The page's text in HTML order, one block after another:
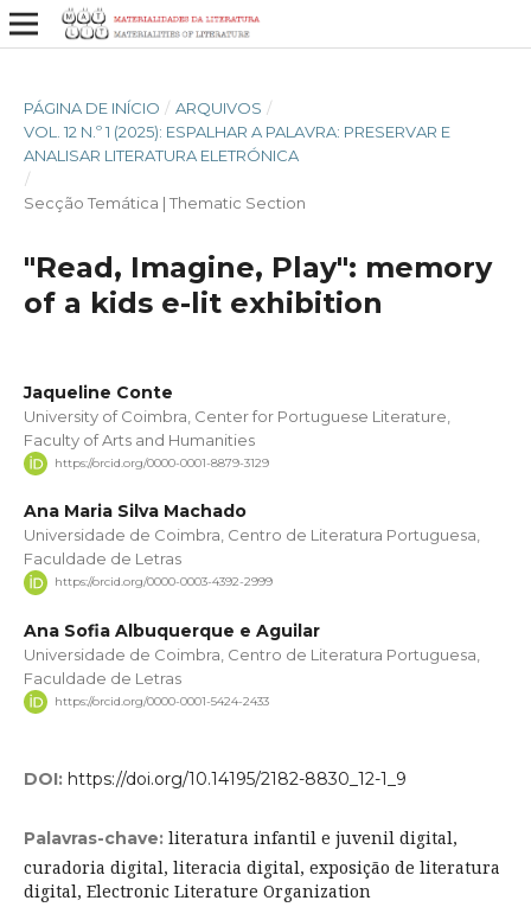
PÁGINA DE INÍCIO / ARQUIVOS /
VOL. 12 N.º 1 (2025): ESPALHAR A PALAVRA: PRESERVAR E
ANALISAR LITERATURA ELETRÓNICA
/
Secção Temática | Thematic Section
"Read, Imagine, Play": memory
of a kids e-lit exhibition
Jaqueline Conte
University of Coimbra, Center for Portuguese Literature,
Faculty of Arts and Humanities
https://orcid.org/0000-0001-8879-3129
Ana Maria Silva Machado
Universidade de Coimbra, Centro de Literatura Portuguesa,
Faculdade de Letras
https://orcid.org/0000-0003-4392-2999
Ana Sofia Albuquerque e Aguilar
Universidade de Coimbra, Centro de Literatura Portuguesa,
Faculdade de Letras
https://orcid.org/0000-0001-5424-2433
DOI: https://doi.org/10.14195/2182-8830_12-1_9
Palavras-chave: literatura infantil e juvenil digital,
curadoria digital, literacia digital, exposição de literatura
digital, Electronic Literature Organization